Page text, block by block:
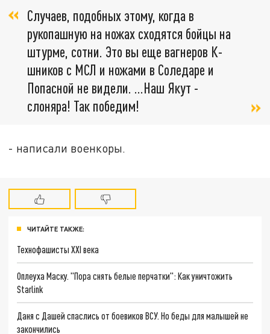
Случаев, подобных этому, когда в
рукопашную на ножах сходятся бойцы на
штурме, сотни. Это вы еще вагнеров К-
шников с МСЛ и ножами в Соледаре и
Попасной не видели. …Наш Якут -
слоняра! Так победим!
- написали военкоры.
ЧИТАЙТЕ ТАКЖЕ:
Технофашисты XXI века
Оплеуха Маску. "Пора снять белые перчатки": Как уничтожить
Starlink
Даня с Дашей спаслись от боевиков ВСУ. Но беды для малышей не
закончились